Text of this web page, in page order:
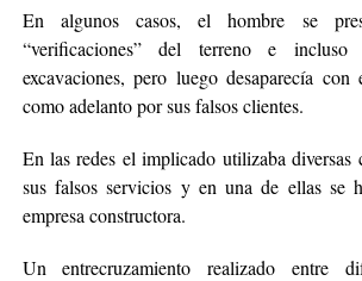
En algunos casos, el hombre se
“verificaciones” del terreno e
excavaciones, pero luego desaparecía
como adelanto por sus falsos clientes.
En las redes el implicado utilizaba diversas
sus falsos servicios y en una de ellas se
empresa constructora.
Un entrecruzamiento realizado entre